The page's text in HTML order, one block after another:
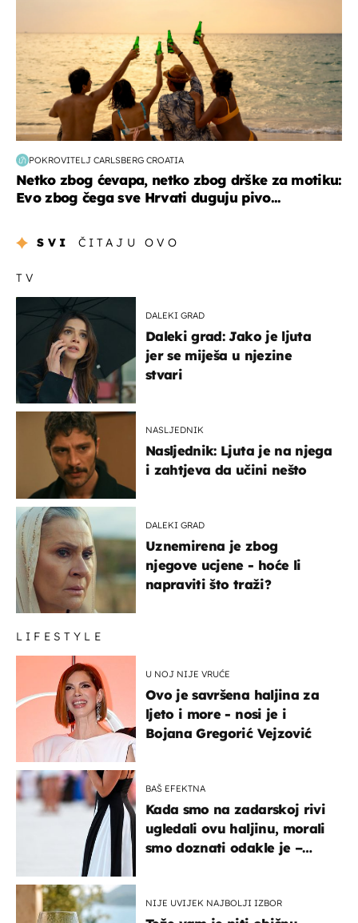
POKROVITELJ CARLSBERG CROATIA
Netko zbog ćevapa, netko zbog drške za motiku:
Evo zbog čega sve Hrvati duguju pivo...
SVI ČITAJU OVO
TV
DALEKI GRAD
Daleki grad: Jako je ljuta
jer se miješa u njezine
stvari
NASLJEDNIK
Nasljednik: Ljuta je na njega
i zahtjeva da učini nešto
DALEKI GRAD
Uznemirena je zbog
njegove ucjene - hoće li
napraviti što traži?
LIFESTYLE
U NOJ NIJE VRUĆE
Ovo je savršena haljina za
ljeto i more - nosi je i
Bojana Gregorić Vejzović
BAŠ EFEKTNA
Kada smo na zadarskoj rivi
ugledali ovu haljinu, morali
smo doznati odakle je –
NIJE UVIJEK NAJBOLJI IZBOR